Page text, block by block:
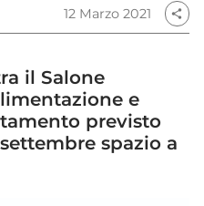
12 Marzo 2021 share
il Salone
e
previsto
spazio a